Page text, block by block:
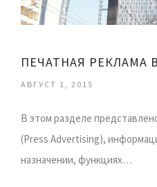
ПЕЧАТНАЯ РЕКЛАМА
АВГУСТ 1, 2015
В этом разделе
(Press Advertising),
назначении, функциях…